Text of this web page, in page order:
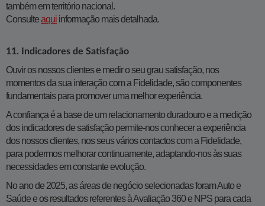
também em território nacional.
Consulteaqui informação mais detalhada.
11. Indicadores de Satisfação
Ouvir os nossos clientes e medir o seu grau satisfação, nos
momentos da sua interação com a Fidelidade, são componentes
fundamentais para promover uma melhor experiência.
A confiança é a base de um relacionamento duradouro e a medição
dos indicadores de satisfação permite-nos conhecer a experiência
dos nossos clientes, nos seus vários contactos com a Fidelidade,
para podermos melhorar continuamente, adaptando-nos às suas
necessidades em constante evolução.
No ano de 2025, as áreas de negócio selecionadas foram Auto e
Saúde e os resultados referentes à Avaliação 360 e NPS para cada